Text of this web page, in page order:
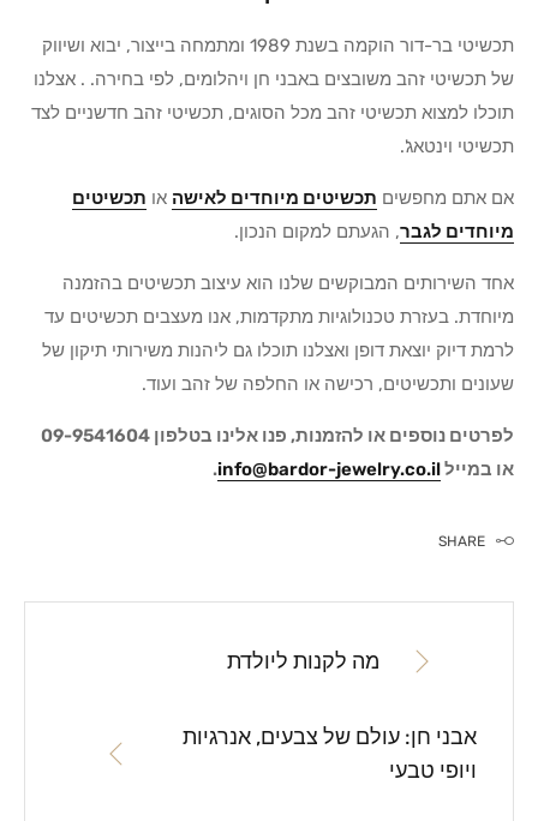
תכשיטי בר-דור הוקמה בשנת 1989 ומתמחה בייצור, יבוא ושיווק
של תכשיטי זהב משובצים באבני חן ויהלומים, לפי בחירה. . אצלנו
תוכלו למצוא תכשיטי זהב מכל הסוגים, תכשיטי זהב חדשניים לצד
תכשיטי וינטאג'.
אם אתם מחפשים תכשיטים מיוחדים לאישה או תכשיטים
מיוחדים לגבר, הגעתם למקום הנכון.
אחד השירותים המבוקשים שלנו הוא עיצוב תכשיטים בהזמנה
מיוחדת. בעזרת טכנולוגיות מתקדמות, אנו מעצבים תכשיטים עד
לרמת דיוק יוצאת דופן ואצלנו תוכלו גם ליהנות משירותי תיקון של
שעונים ותכשיטים, רכישה או החלפה של זהב ועוד.
לפרטים נוספים או להזמנות, פנו אלינו בטלפון 09-9541604
או במיילinfo@bardor-jewelry.co.il
.
SHARE
מה לקנות ליולדת
אבני חן: עולם של צבעים, אנרגיות
ויופי טבעי